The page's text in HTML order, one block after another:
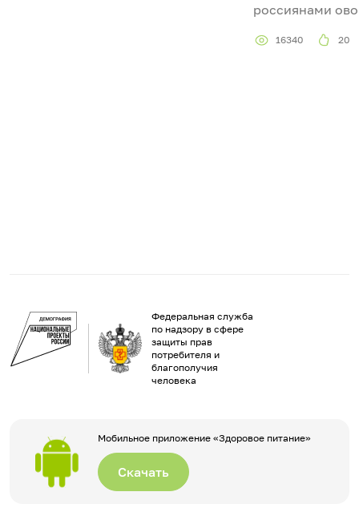
россиянами
16340 20
Федеральная служба
по надзору в сфере
защиты прав
потребителя и
благополучия
человека
Мобильное приложение «Здоровое питание»
Скачать